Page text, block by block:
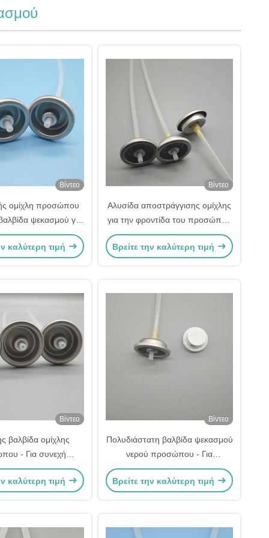
Βίντεο
ομίχλη προσώπου
ψεκασμού για
της φροντίδας του
και ομοιόμορφη
καλύτερη τιμή
Βίντεο
Αλυσίδα αποστράγγισης ομίχλης
για την φροντίδα του προσώπου
- Βέλτιστη ενυδάτωση και
αναζωογόνηση
Βρείτε την καλύτερη τιμή
Βίντεο
βαλβίδα ομίχλης
- Για συνεχή
- Προδιαγραφή και
χρήση
καλύτερη τιμή
Βίντεο
Πολυδιάστατη βαλβίδα ψεκασμού
νερού προσώπου - Για
πολλαπλές ανάγκες και χρήσεις
φροντίδας του δέρματος -
Βρείτε την καλύτερη τιμή